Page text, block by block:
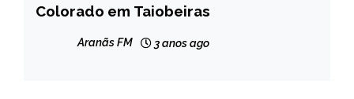
GERAIS
NOTÍCIAS
Colorado em Taiobeiras
Aranãs FM 3 anos ago